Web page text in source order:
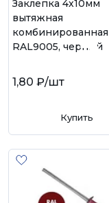
Заклепка 4х10мм
вытяжная
комбинированная
RAL9005, черный
1,80 ₽/шт
Купить